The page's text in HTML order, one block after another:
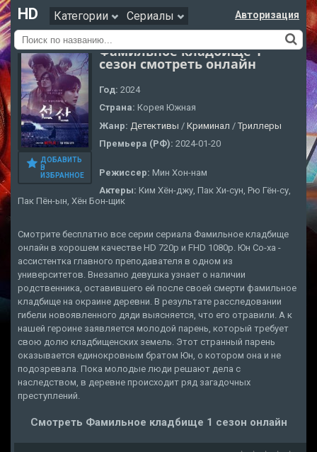
HD Категории Сериалы Авторизация
ДОБАВИТЬ
В
ИЗБРАННОЕ
Фамильное кладбище 1
сезон смотреть онлайн
Год: 2024
Страна: Корея Южная
Жанр: Детективы / Криминал / Триллеры
Премьера (РФ): 2024-01-20
Режиссер: Мин Хон-нам
Актеры: Ким Хён-джу, Пак Хи-сун, Рю Гён-су,
Пак Пён-ын, Хён Бон-щик
Смотрите бесплатно все серии сериала Фамильное кладбище
онлайн в хорошем качестве HD 720p и FHD 1080p. Юн Со-ха -
ассистентка главного преподавателя в одном из
университетов. Внезапно девушка узнает о наличии
родственника, оставившего ей после своей смерти фамильное
кладбище на окраине деревни. В результате расследовании
гибели новоявленного дяди выясняется, что его отравили. А к
нашей героине заявляется молодой парень, который требует
свою долю кладбищенских земель. Этот странный парень
оказывается единокровным братом Юн, о котором она и не
подозревала. Пока молодые люди решают дела с
наследством, в деревне происходит ряд загадочных
преступлений.
Смотреть Фамильное кладбище 1 сезон онлайн